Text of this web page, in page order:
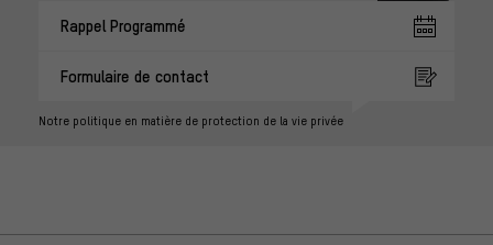
Rappel Programmé
Formulaire de contact
Notre politique en matière de protection de la vie privée